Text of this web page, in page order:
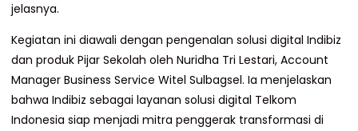
jelasnya.
Kegiatan ini diawali dengan pengenalan solusi digital Indibiz
dan produk Pijar Sekolah oleh Nuridha Tri Lestari, Account
Manager Business Service Witel Sulbagsel. Ia menjelaskan
bahwa Indibiz sebagai layanan solusi digital Telkom
Indonesia siap menjadi mitra penggerak transformasi di